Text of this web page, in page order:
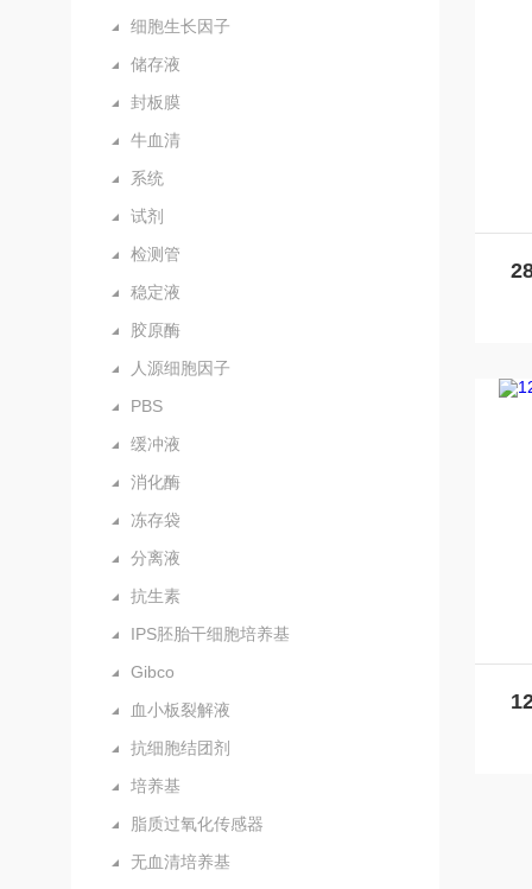
细胞生长因子
储存液
封板膜
牛血清
系统
试剂
检测管
稳定液
胶原酶
人源细胞因子
PBS
缓冲液
消化酶
冻存袋
分离液
抗生素
IPS胚胎干细胞培养基
Gibco
血小板裂解液
抗细胞结团剂
培养基
脂质过氧化传感器
无血清培养基